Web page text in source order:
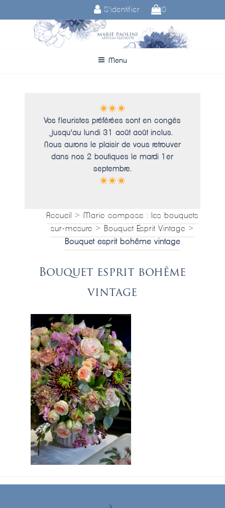
S'identifier 0
Menu
Vos fleuristes préférées sont en congés
jusqu'au lundi 31 août août inclus.
Nous aurons le plaisir de vous retrouver
dans nos 2 boutiques le mardi 1er
septembre.
Accueil >Marie compose : les bouquets
sur-mesure > Bouquet Esprit Vintage >
Bouquet esprit bohême vintage
Bouquet esprit bohême
vintage